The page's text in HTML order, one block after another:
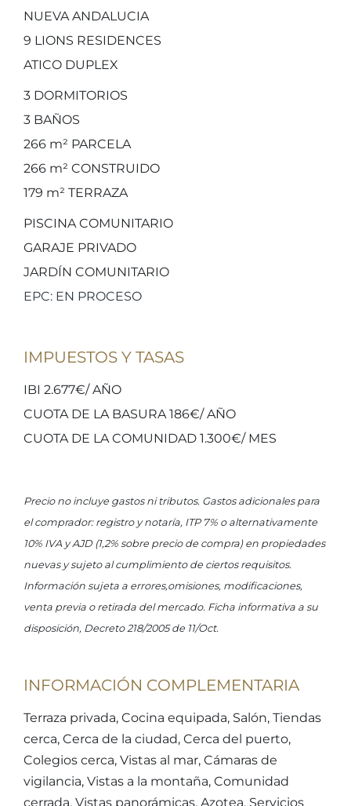
NUEVA ANDALUCIA
9 LIONS RESIDENCES
ATICO DUPLEX
3 DORMITORIOS
3 BAÑOS
266 m² PARCELA
266 m² CONSTRUIDO
179 m² TERRAZA
PISCINA COMUNITARIO
GARAJE PRIVADO
JARDÍN COMUNITARIO
EPC: EN PROCESO
IMPUESTOS Y TASAS
IBI 2.677€/ AÑO
CUOTA DE LA BASURA 186€/ AÑO
CUOTA DE LA COMUNIDAD 1.300€/ MES
Precio no incluye gastos ni tributos. Gastos adicionales para
el comprador: registro y notaría, ITP 7% o alternativamente
10% IVA y AJD (1,2% sobre precio de compra) en propiedades
nuevas y sujeto al cumplimiento de ciertos requisitos.
Información sujeta a errores,omisiones, modificaciones,
venta previa o retirada del mercado. Ficha informativa a su
disposición, Decreto 218/2005 de 11/Oct.
INFORMACIÓN COMPLEMENTARIA
Terraza privada, Cocina equipada, Salón, Tiendas
cerca, Cerca de la ciudad, Cerca del puerto,
Colegios cerca, Vistas al mar, Cámaras de
vigilancia, Vistas a la montaña, Comunidad
cerrada, Vistas panorámicas, Azotea, Servicios